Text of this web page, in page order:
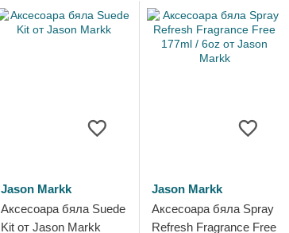
Jason Markk
Аксесоара бяла Suede
Kit от Jason Markk
Jason Markk
Аксесоара бяла Spray
Refresh Fragrance Free